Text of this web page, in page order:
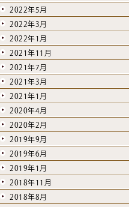
2022年5月
2022年3月
2022年1月
2021年11月
2021年7月
2021年3月
2021年1月
2020年4月
2020年2月
2019年9月
2019年6月
2019年1月
2018年11月
2018年8月